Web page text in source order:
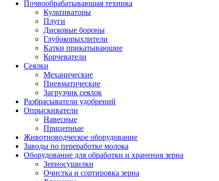
Почвообрабатывающая техника
Культиваторы
Плуги
Дисковые бороны
Глубокорыхлители
Катки прикатывающие
Корчеватели
Сеялки
Механические
Пневматические
Загрузчик сеялок
Разбрасыватели удобрений
Опрыскиватели
Навесные
Прицепные
Животноводческое оборудование
Заводы по переработке молока
Оборудование для обработки и хранения зерна
Зерносушилки
Очистка и сортировка зерна